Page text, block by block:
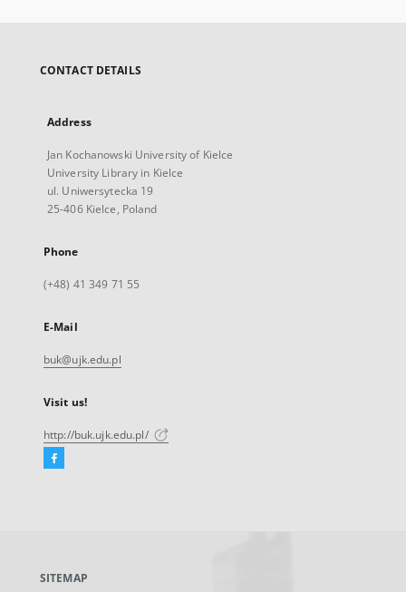
CONTACT DETAILS
Address
Jan Kochanowski University of Kielce
University Library in Kielce
ul. Uniwersytecka 19
25-406 Kielce, Poland
Phone
(+48) 41 349 71 55
E-Mail
buk@ujk.edu.pl
Visit us!
http://buk.ujk.edu.pl/
Facebook
new
SITEMAP